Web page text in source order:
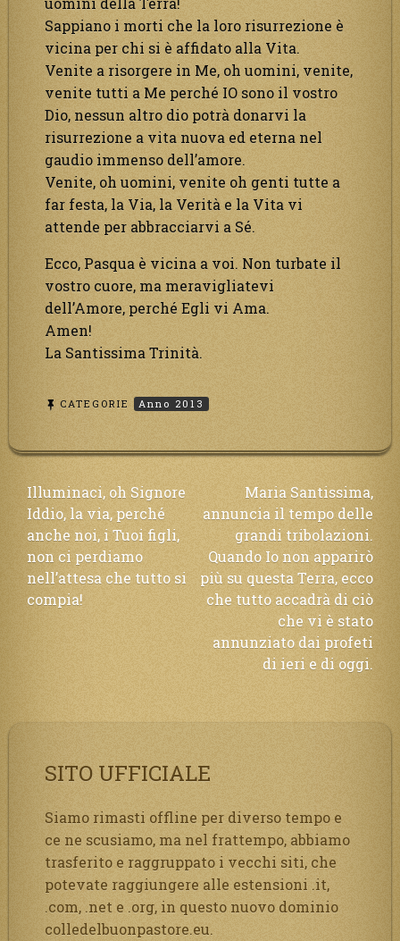
Sappiano i morti che la loro risurrezione è
vicina per chi si è affidato alla Vita.
Venite a risorgere in Me, oh uomini, venite,
venite tutti a Me perché IO sono il vostro
Dio, nessun altro dio potrà donarvi la
risurrezione a vita nuova ed eterna nel
gaudio immenso dell’amore.
Venite, oh uomini, venite oh genti tutte a
far festa, la Via, la Verità e la Vita vi
attende per abbracciarvi a Sé.
Ecco, Pasqua è vicina a voi. Non turbate il
vostro cuore, ma meravigliatevi
dell’Amore, perché Egli vi Ama.
Amen!
La Santissima Trinità.
CATEGORIE Anno 2013
Navigazione
articoli
Illuminaci, oh Signore
Iddio, la via, perché
anche noi, i Tuoi figli,
non ci perdiamo
nell’attesa che tutto si
compia!
Maria Santissima,
annuncia il tempo delle
grandi tribolazioni.
Quando Io non apparirò
più su questa Terra, ecco
che tutto accadrà di ciò
che vi è stato
annunziato dai profeti
di ieri e di oggi.
SITO UFFICIALE
Siamo rimasti offline per diverso tempo e
ce ne scusiamo, ma nel frattempo, abbiamo
trasferito e raggruppato i vecchi siti, che
potevate raggiungere alle estensioni .it,
.com, .net e .org, in questo nuovo dominio
colledelbuonpastore.eu.